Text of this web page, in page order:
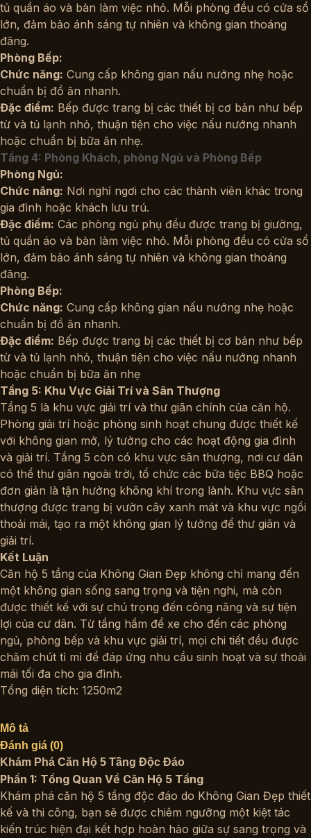
tủ quần áo và bàn làm việc nhỏ. Mỗi phòng đều có cửa sổ
lớn, đảm bảo ánh sáng tự nhiên và không gian thoáng
đãng.
Phòng Bếp:
Chức năng: Cung cấp không gian nấu nướng nhẹ hoặc
chuẩn bị đồ ăn nhanh.
Đặc điểm: Bếp được trang bị các thiết bị cơ bản như bếp
từ và tủ lạnh nhỏ, thuận tiện cho việc nấu nướng nhanh
hoặc chuẩn bị bữa ăn nhẹ.
Tầng 4: Phòng Khách, phòng Ngủ và Phòng Bếp
Phòng Ngủ:
Chức năng: Nơi nghỉ ngơi cho các thành viên khác trong
gia đình hoặc khách lưu trú.
Đặc điểm: Các phòng ngủ phụ đều được trang bị giường,
tủ quần áo và bàn làm việc nhỏ. Mỗi phòng đều có cửa sổ
lớn, đảm bảo ánh sáng tự nhiên và không gian thoáng
đãng.
Phòng Bếp:
Chức năng: Cung cấp không gian nấu nướng nhẹ hoặc
chuẩn bị đồ ăn nhanh.
Đặc điểm: Bếp được trang bị các thiết bị cơ bản như bếp
từ và tủ lạnh nhỏ, thuận tiện cho việc nấu nướng nhanh
hoặc chuẩn bị bữa ăn nhẹ
Tầng 5: Khu Vực Giải Trí và Sân Thượng
Tầng 5 là khu vực giải trí và thư giãn chính của căn hộ.
Phòng giải trí hoặc phòng sinh hoạt chung được thiết kế
với không gian mở, lý tưởng cho các hoạt động gia đình
và giải trí. Tầng 5 còn có khu vực sân thượng, nơi cư dân
có thể thư giãn ngoài trời, tổ chức các bữa tiệc BBQ hoặc
đơn giản là tận hưởng không khí trong lành. Khu vực sân
thượng được trang bị vườn cây xanh mát và khu vực ngồi
thoải mái, tạo ra một không gian lý tưởng để thư giãn và
giải trí.
Kết Luận
Căn hộ 5 tầng của Không Gian Đẹp không chỉ mang đến
một không gian sống sang trọng và tiện nghi, mà còn
được thiết kế với sự chú trọng đến công năng và sự tiện
lợi của cư dân. Từ tầng hầm để xe cho đến các phòng
ngủ, phòng bếp và khu vực giải trí, mọi chi tiết đều được
chăm chút tỉ mỉ để đáp ứng nhu cầu sinh hoạt và sự thoải
mái tối đa cho gia đình.
Tổng diện tích: 1250m2
Mô tả
Đánh giá (0)
Khám Phá Căn Hộ 5 Tầng Độc Đáo
Phần 1: Tổng Quan Về Căn Hộ 5 Tầng
Khám phá căn hộ 5 tầng độc đáo do Không Gian Đẹp thiết
kế và thi công, bạn sẽ được chiêm ngưỡng một kiệt tác
kiến trúc hiện đại kết hợp hoàn hảo giữa sự sang trọng và